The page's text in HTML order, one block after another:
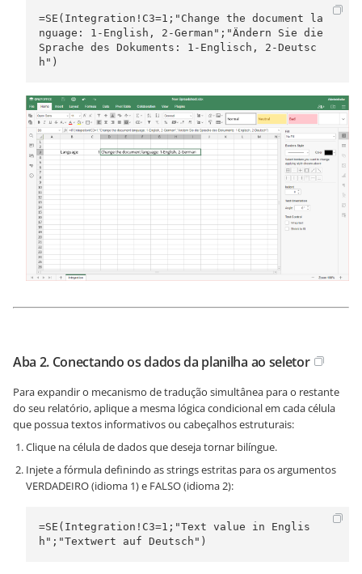
=SE(Integration!C3=1;"Change the document la
nguage: 1-English, 2-German";"Ändern Sie die
Sprache des Dokuments: 1-Englisch, 2-Deutsc
h")
Aba 2. Conectando os dados da planilha ao seletor
Para expandir o mecanismo de tradução simultânea para o restante
do seu relatório, aplique a mesma lógica condicional em cada célula
que possua textos informativos ou cabeçalhos estruturais:
Clique na célula de dados que deseja tornar bilíngue.
Injete a fórmula definindo as strings estritas para os argumentos
VERDADEIRO (idioma 1) e FALSO (idioma 2):
=SE(Integration!C3=1;"Text value in Englis
h";"Textwert auf Deutsch")